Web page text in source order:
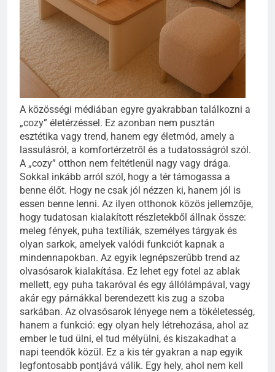
A közösségi médiában egyre gyakrabban találkozni a
„cozy” életérzéssel. Ez azonban nem pusztán
esztétika vagy trend, hanem egy életmód, amely a
lassulásról, a komfortérzetről és a tudatosságról szól.
A „cozy” otthon nem feltétlenül nagy vagy drága.
Sokkal inkább arról szól, hogy a tér támogassa a
benne élőt. Hogy ne csak jól nézzen ki, hanem jól is
essen benne lenni. Az ilyen otthonok közös jellemzője,
hogy tudatosan kialakított részletekből állnak össze:
meleg fények, puha textíliák, személyes tárgyak és
olyan sarkok, amelyek valódi funkciót kapnak a
mindennapokban. Az egyik legnépszerűbb trend az
olvasósarok kialakítása. Ez lehet egy fotel az ablak
mellett, egy puha takaróval és egy állólámpával, vagy
akár egy párnákkal berendezett kis zug a szoba
sarkában. Az olvasósarok lényege nem a tökéletesség,
hanem a funkció: egy olyan hely létrehozása, ahol az
ember le tud ülni, el tud mélyülni, és kiszakadhat a
napi teendők közül. Ez a kis tér gyakran a nap egyik
legfontosabb pontjává válik. Egy hely, ahol nem kell